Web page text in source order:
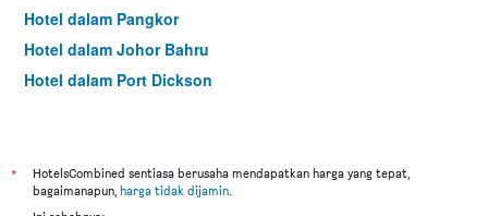
Hotel dalam Pangkor
Hotel dalam Johor Bahru
Hotel dalam Port Dickson
*
HotelsCombined sentiasa berusaha mendapatkan harga yang tepat,
bagaimanapun, harga tidak dijamin.